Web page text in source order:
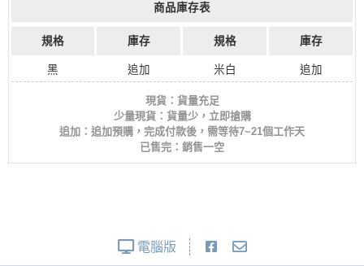
商品庫存表
規格 庫存 規格 庫存
黑 追加 米白 追加
現貨：貨量充足
少量現貨：貨量少，立即搶購
追加：追加預購，完成付款後，需等待7~21個工作天
已售完：銷售一空
電腦版